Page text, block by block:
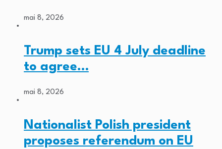
mai 8, 2026
Trump sets EU 4 July deadline
to agree…
mai 8, 2026
Nationalist Polish president
proposes referendum on EU